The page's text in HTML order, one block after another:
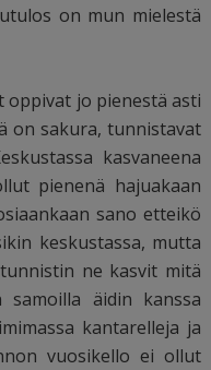
on mun mielestä
oppivat jo pienestä asti
on sakura, tunnistavat
kasvaneena
pienenä hajuakaan
sano etteikö
keskustassa, mutta
ne kasvit mitä
äidin kanssa
kantarelleja ja
vuosikello ei ollut